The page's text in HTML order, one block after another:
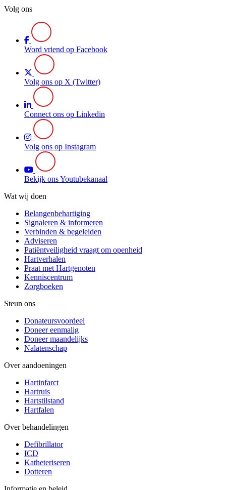
Volg ons
Word vriend op Facebook
Volg ons op X (Twitter)
Connect ons op Linkedin
Volg ons op Instagram
Bekijk ons Youtubekanaal
Wat wij doen
Belangenbehartiging
Signaleren & informeren
Verbinden & begeleiden
Adviseren
Patiëntveiligheid vraagt om openheid
Hartverhalen
Praat met Hartgenoten
Kenniscentrum
Zorgboeken
Steun ons
Donateursvoordeel
Doneer eenmalig
Doneer maandelijks
Nalatenschap
Over aandoeningen
Hartinfarct
Hartruis
Hartstilstand
Hartfalen
Over behandelingen
Defibrillator
ICD
Katheteriseren
Dotteren